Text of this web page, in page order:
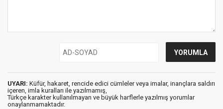
UYARI: Küfür, hakaret, rencide edici cümleler veya imalar, inançlara saldırı
içeren, imla kuralları ile yazılmamış,
Türkçe karakter kullanılmayan ve büyük harflerle yazılmış yorumlar
onaylanmamaktadır.